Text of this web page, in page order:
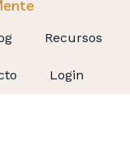
Recursos
Login